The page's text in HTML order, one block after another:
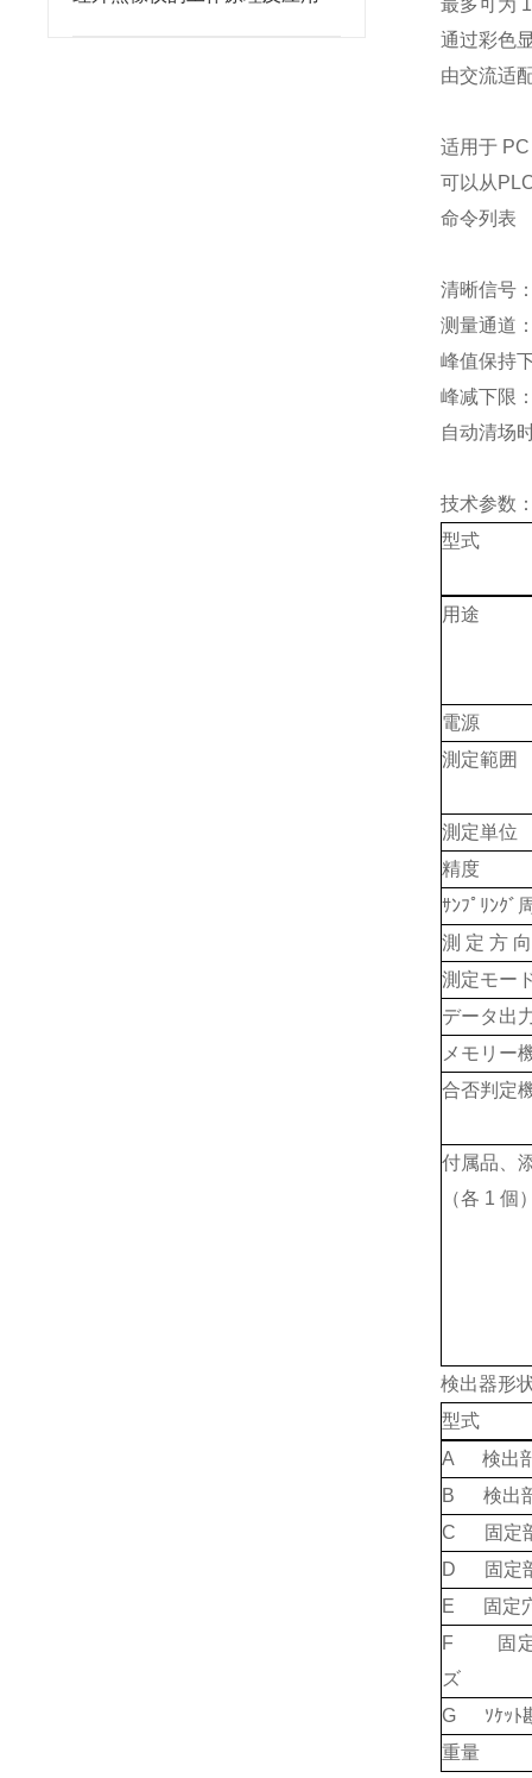
最多可为
通过彩色
由交流适
适用于
可以从
命令列表
清晰信号
测量通道
峰值保持
峰减下限
自动清场
技术参数
型式
用途
電源
測定範囲
測定単位
精度
ｻﾝﾌﾟﾘﾝｸﾞ
測 定 方 向
測定モー
データ出
メモリー
合否判定
付属品、
（各 1 個
検出器形
型式
A 検出
B 検出
C 固定
D 固定
E 固定
F 固定
ズ
G ｿｹｯﾄ
重量